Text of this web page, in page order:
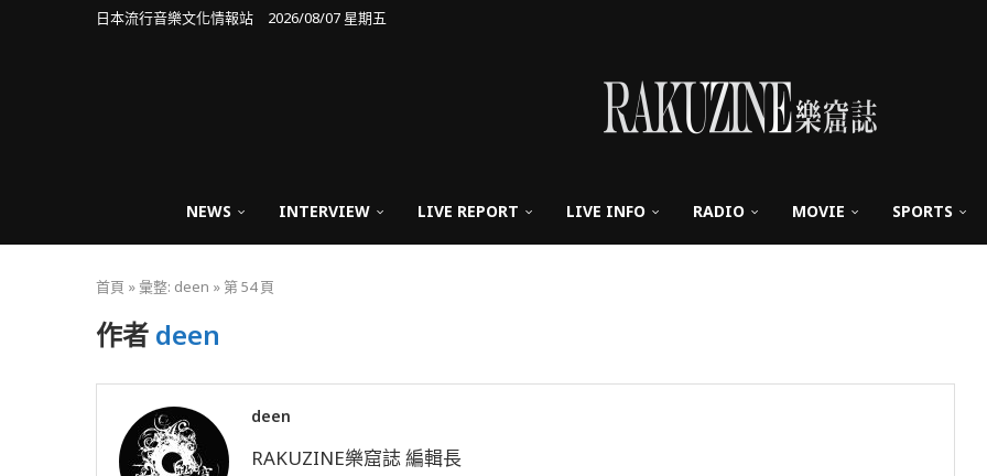
日本流行音樂文化情報站 2026/08/07 星期五
NEWS INTERVIEW LIVE REPORT LIVE INFO RADIO MOVIE SPORTS
首頁 »彙整: deen » 第 54 頁
作者 deen
deen
RAKUZINE樂窟誌 編輯長